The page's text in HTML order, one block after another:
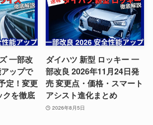
一部改
ップで
定！変更
クを徹底
ダイハツ 新型 ロッキー 一
部改良 2026年11月24日発
売 変更点・価格・スマート
アシスト進化まとめ
2026年8月5日